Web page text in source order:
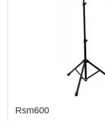
Rsm600